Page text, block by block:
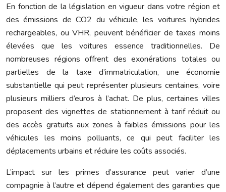
En fonction de la législation en vigueur dans votre région et
des émissions de CO2 du véhicule, les voitures hybrides
rechargeables, ou VHR, peuvent bénéficier de taxes moins
élevées que les voitures essence traditionnelles. De
nombreuses régions offrent des exonérations totales ou
partielles de la taxe d’immatriculation, une économie
substantielle qui peut représenter plusieurs centaines, voire
plusieurs milliers d’euros à l’achat. De plus, certaines villes
proposent des vignettes de stationnement à tarif réduit ou
des accès gratuits aux zones à faibles émissions pour les
véhicules les moins polluants, ce qui peut faciliter les
déplacements urbains et réduire les coûts associés.
L’impact sur les primes d’assurance peut varier d’une
compagnie à l’autre et dépend également des garanties que